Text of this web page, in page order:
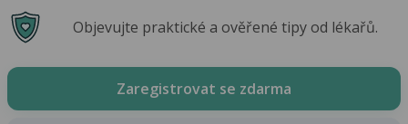
Objevujte praktické a ověřené tipy od lékařů.
Zaregistrovat se zdarma